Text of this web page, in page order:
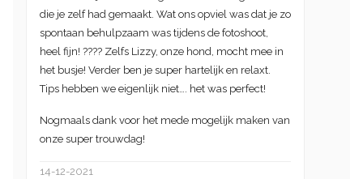
die je zelf had gemaakt. Wat ons opviel was dat je zo
spontaan behulpzaam was tijdens de fotoshoot,
heel fijn! ???? Zelfs Lizzy, onze hond, mocht mee in
het busje! Verder ben je super hartelijk en relaxt.
Tips hebben we eigenlijk niet…. het was perfect!
Nogmaals dank voor het mede mogelijk maken van
onze super trouwdag!
14-12-2021